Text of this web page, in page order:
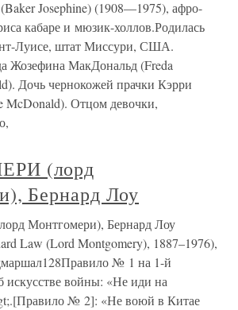
Josephine) (1908—1975), афро-
кабаре и мюзик-холлов.Родилась
Луисе, штат Миссури, США.
Жозефина МакДональд (Freda
Дочь чернокожей прачки Кэрри
McDonald). Отцом девочки,
(лорд
Бернард Лоу
Монтгомери), Бернард Лоу
Law (Lord Montgomery), 1887–1976),
№ 1 на 1-й
искусстве войны: «Не иди на
№ 2]: «Не воюй в Китае